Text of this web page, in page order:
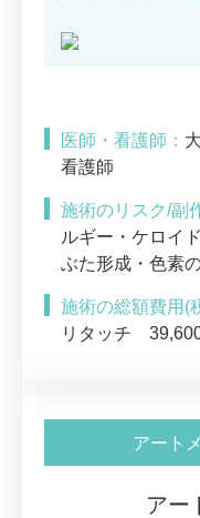
医師・看護師：
看護師
施術のリスク/副
ルギー・ケロイ
ぶた形成・色素
施術の総額費用(
リタッチ
アート
ア